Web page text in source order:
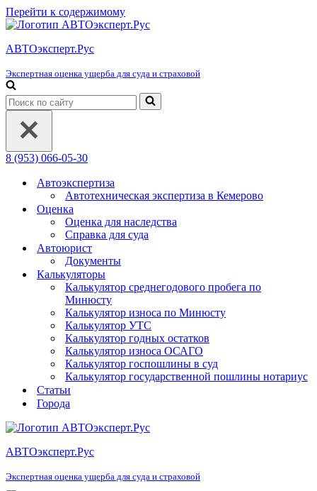
Перейти к содержимому
АВТОэксперт.Рус
Экспертная оценка ущерба для суда и страховой
Искать...
8 (953) 066-05-30
Автоэкспертиза
Автотехническая экспертиза в Кемерово
Оценка
Оценка для наследства
Справка для суда
Автоюрист
Документы
Калькуляторы
Калькулятор среднегодового пробега по
Минюсту
Калькулятор износа по Минюсту
Калькулятор УТС
Калькулятор годных остатков
Калькулятор износа ОСАГО
Калькулятор госпошлины в суд
Калькулятор государственной пошлины нотариус
Статьи
Города
АВТОэксперт.Рус
Экспертная оценка ущерба для суда и страховой